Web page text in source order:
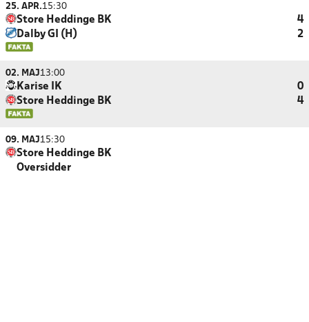
25. APR.15:30
Store Heddinge BK
4
Dalby GI (H)
2
02. MAJ13:00
Karise IK
0
Store Heddinge BK
4
09. MAJ15:30
Store Heddinge BK
Oversidder